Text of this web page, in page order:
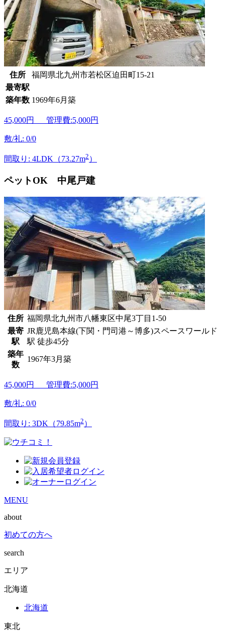
住所
福岡県北九州市若松区迫田町15-21
最寄駅
築年数 1969年6月築
45,000円 管理費:5,000円
敷/礼: 0/0
間取り: 4LDK（73.27m2 ）
ペットOK 中尾戸建
住所 福岡県北九州市八幡東区中尾3丁目1-50
最寄
駅
JR鹿児島本線(下関・門司港～博多)スペースワールド
駅 徒歩45分
築年
数
1967年3月築
45,000円 管理費:5,000円
敷/礼: 0/0
間取り: 3DK（79.85m2 ）
MENU
about
初めての方へ
search
エリア
北海道
北海道
東北